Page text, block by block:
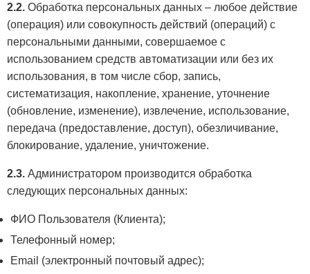
2.2. Обработка персональных данных – любое действие
(операция) или совокупность действий (операций) с
персональными данными, совершаемое с
использованием средств автоматизации или без их
использования, в том числе сбор, запись,
систематизация, накопление, хранение, уточнение
(обновление, изменение), извлечение, использование,
передача (предоставление, доступ), обезличивание,
блокирование, удаление, уничтожение.
2.3. Администратором производится обработка
следующих персональных данных:
ФИО Пользователя (Клиента);
Телефонный номер;
Email (электронный почтовый адрес);